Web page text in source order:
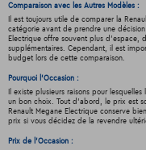
Comparaison avec les Autres Modèles :
Il est toujours utile de comparer la
catégorie avant de prendre une
Electrique offre souvent plus d'espace,
supplémentaires. Cependant, il est
budget lors de cette comparaison.
Pourquoi l'Occasion :
Il existe plusieurs raisons pour
un bon choix. Tout d'abord, le prix est
Renault Megane Electrique conserve
prix si vous décidez de la revendre
Prix de l'Occasion :